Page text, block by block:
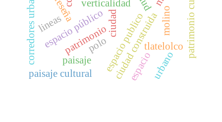
verticalidad
lineas ciudad
corredores urbanos espacio publico
patrimoniociudad construida
espacio público tlatelolco
paisaje
patrimonio cultural
reseña molino
urbano
paisaje cultural
polo
espacio